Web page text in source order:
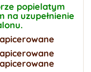
popielatym
na uzupełnienie